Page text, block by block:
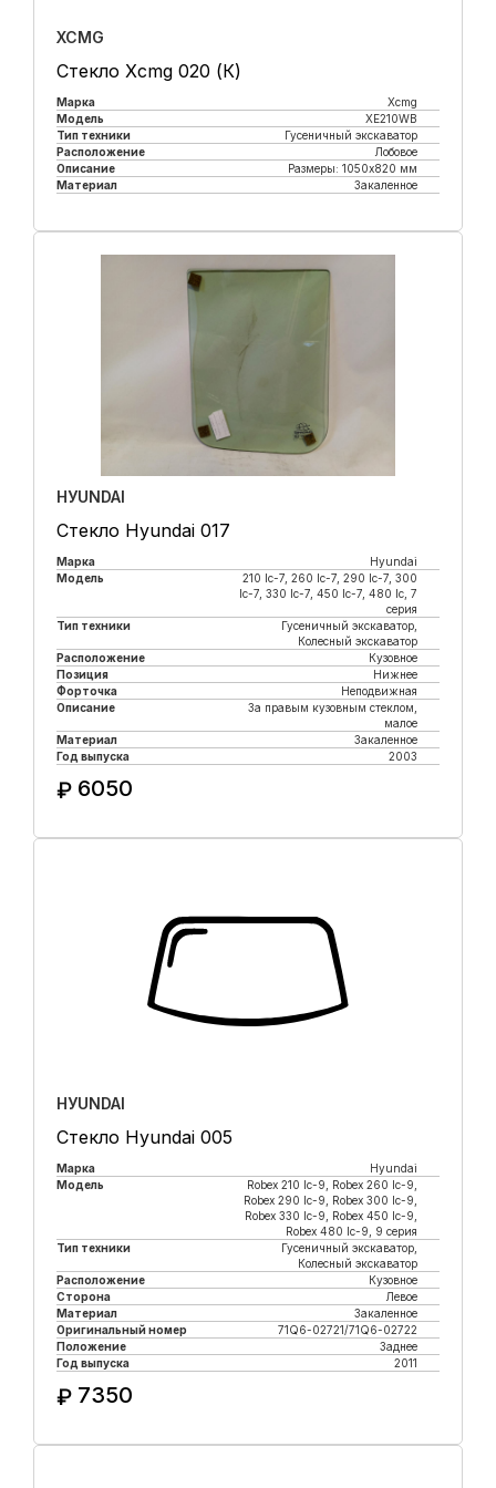
XCMG
Стекло Xcmg 020 (К)
Марка
Xcmg
Модель
XE210WB
Тип техники
Гусеничный экскаватор
Расположение
Лобовое
Описание
Размеры: 1050x820 мм
Материал
Закаленное
HУUNDAI
Стекло Hyundai 017
Марка
Hyundai
Модель
210 lc-7, 260 lc-7, 290 lc-7, 300
lc-7, 330 lc-7, 450 lc-7, 480 lc, 7
серия
Тип техники
Гусеничный экскаватор,
Колесный экскаватор
Расположение
Кузовное
Позиция
Нижнее
Форточка
Неподвижная
Описание
За правым кузовным стеклом,
малое
Материал
Закаленное
Год выпуска
2003
₽ 6050
HУUNDAI
Стекло Hyundai 005
Марка
Hyundai
Модель
Robeх 210 lc-9, Robex 260 lc-9,
Robex 290 lc-9, Robex 300 lc-9,
Robex 330 lc-9, Robex 450 lc-9,
Robex 480 lc-9, 9 серия
Тип техники
Гусеничный экскаватор,
Колесный экскаватор
Расположение
Кузовное
Сторона
Левое
Материал
Закаленное
Оригинальный номер
71Q6-02721/71Q6-02722
Положение
Заднее
Год выпуска
2011
₽ 7350